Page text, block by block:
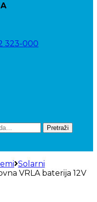
323-000
Pretraži
Solarni
VRLA baterija 12V